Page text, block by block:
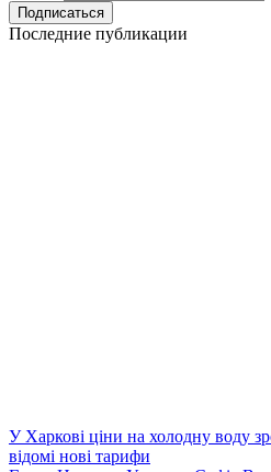
Последние публикации
У Харкові ціни на холодну воду
відомі нові тарифи